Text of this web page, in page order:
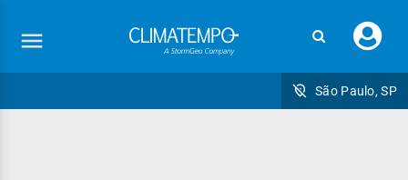
seu
São Paulo, SP